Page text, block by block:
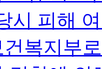
시 피해
복지부